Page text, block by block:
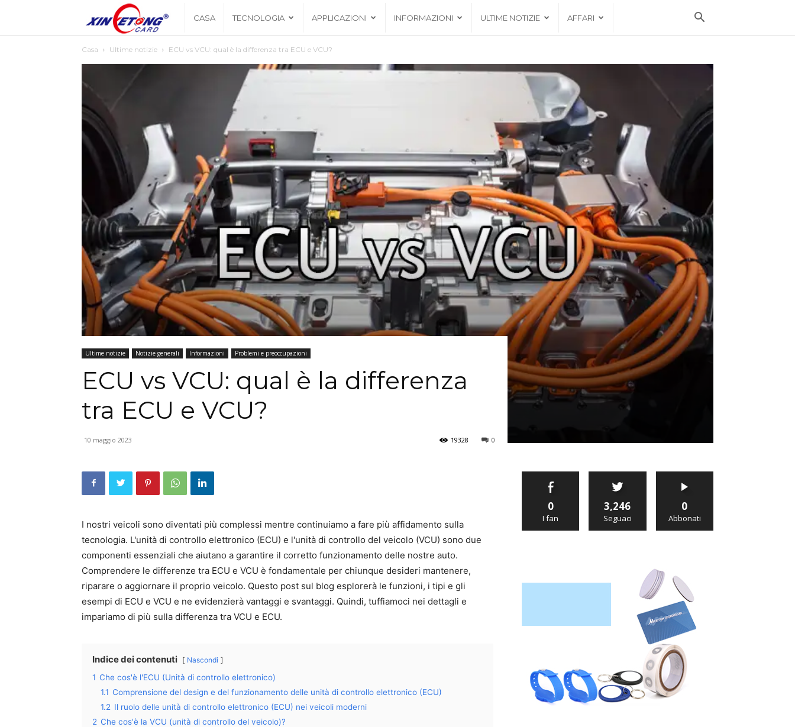
Xingyetongblog
CASA TECNOLOGIA APPLICAZIONI INFORMAZIONI ULTIME NOTIZIE AFFARI
Casa Ultime notizie ECU vs VCU: qual è la differenza tra ECU e VCU?
Ultime notizie Notizie generali Informazioni Problemi e preoccupazioni
ECU vs VCU: qual è la differenza
tra ECU e VCU?
10 maggio 2023 0
19328
I nostri veicoli sono diventati più complessi mentre continuiamo a fare più affidamento sulla
tecnologia. L'unità di controllo elettronico (ECU) e l'unità di controllo del veicolo (VCU) sono due
componenti essenziali che aiutano a garantire il corretto funzionamento delle nostre auto.
Comprendere le differenze tra ECU e VCU è fondamentale per chiunque desideri mantenere,
riparare o aggiornare il proprio veicolo. Questo post sul blog esplorerà le funzioni, i tipi e gli
esempi di ECU e VCU e ne evidenzierà vantaggi e svantaggi. Quindi, tuffiamoci nei dettagli e
impariamo di più sulla differenza tra VCU e ECU.
Indice dei contenuti Nascondi
1 Che cos'è l'ECU (Unità di controllo elettronico)
1.1 Comprensione del design e del funzionamento delle unità di controllo elettronico (ECU)
1.2 Il ruolo delle unità di controllo elettronico (ECU) nei veicoli moderni
2 Che cos'è la VCU (unità di controllo del veicolo)?
0
I fan
3,246
Seguaci
0
Abbonati